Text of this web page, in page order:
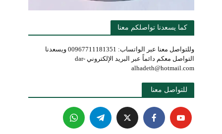
كما يسعدنا تواصلكم معنا
وللتواصل معنا عبر الواتساب: 00967711181351 ويسعدنا
التواصل معكم دائماً عبر البريد الإلكتروني dar-
alhadeth@hotmail.com
للتواصل معنا